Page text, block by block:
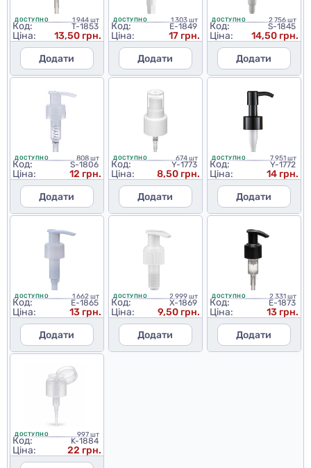
ДОСТУПНО 1 944 шт
Код: T-1853
Ціна:
13,50 грн.
Додати
ДОСТУПНО 1 303 шт
Код: E-1849
Ціна:
17 грн.
Додати
ДОСТУПНО 2 756 шт
Код: S-1845
Ціна:
14,50 грн.
Додати
ДОСТУПНО 808 шт
Код: S-1806
Ціна:
12 грн.
Додати
ДОСТУПНО 674 шт
Код: Y-1773
Ціна:
8,50 грн.
Додати
ДОСТУПНО 7 951 шт
Код: Y-1772
Ціна:
14 грн.
Додати
ДОСТУПНО 1 662 шт
Код: E-1865
Ціна:
13 грн.
Додати
ДОСТУПНО 2 999 шт
Код: X-1869
Ціна:
9,50 грн.
Додати
ДОСТУПНО 2 331 шт
Код: E-1873
Ціна:
13 грн.
Додати
ДОСТУПНО 997 шт
Код: K-1884
Ціна:
22 грн.